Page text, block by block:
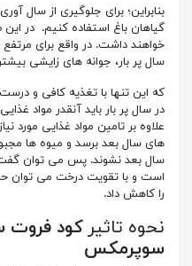
بنابراین؛ برای جلوگیری از سال
گیاهان باغ استفاده کنیم. در
خواهند داشت. در واقع برای
سال پر بار، جوانه های زایشی
که این تنها با تغذیه کافی و
در سال پر بار باید آنقدر مواد
علاوه بر تامین مواد غذایی مورد
های سال بعد برسد و میوه ها
سال بعد نشوند. پس می توان گفت
است و با تقویت درخت می توان
را کاهش داد.
نحوه تاثیر کود فروت
سوپرمکس